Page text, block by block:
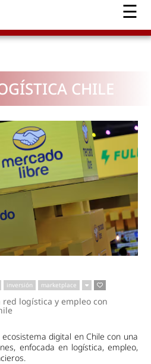
CHILE
inversión marketplace
logística y empleo con
digital en Chile con una
enfocada en logística, empleo,